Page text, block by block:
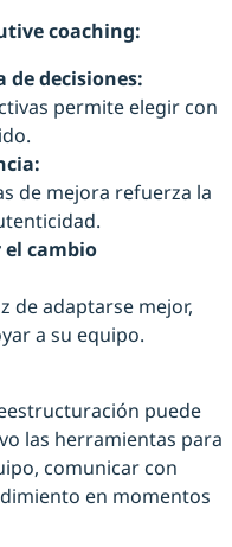
coaching:
decisiones:
permite elegir con
de mejora refuerza la
el cambio
de adaptarse mejor,
a su equipo.
puede
las herramientas para
comunicar con
en momentos